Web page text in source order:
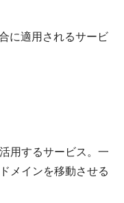
に適用されるサービ
用するサービス。一
メインを移動させる